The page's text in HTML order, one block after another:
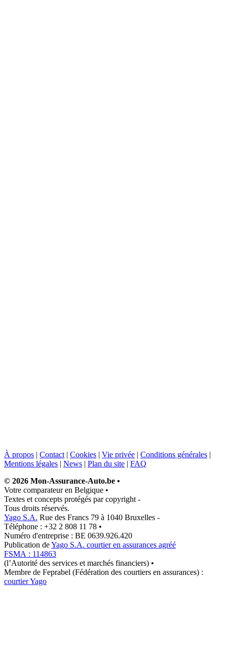
À propos | Contact | Cookies | Vie privée | Conditions générales |
Mentions légales | News | Plan du site | FAQ
© 2026 Mon-Assurance-Auto.be •
Votre comparateur en Belgique •
Textes et concepts protégés par copyright -
Tous droits réservés.
Yago S.A. Rue des Francs 79 à 1040 Bruxelles -
Téléphone : +32 2 808 11 78 •
Numéro d'entreprise : BE 0639.926.420
Publication deYago S.A. courtier en assurances agréé
FSMA : 114863
(l’Autorité des services et marchés financiers) •
Membre de Feprabel (Fédération des courtiers en assurances) :
courtier Yago